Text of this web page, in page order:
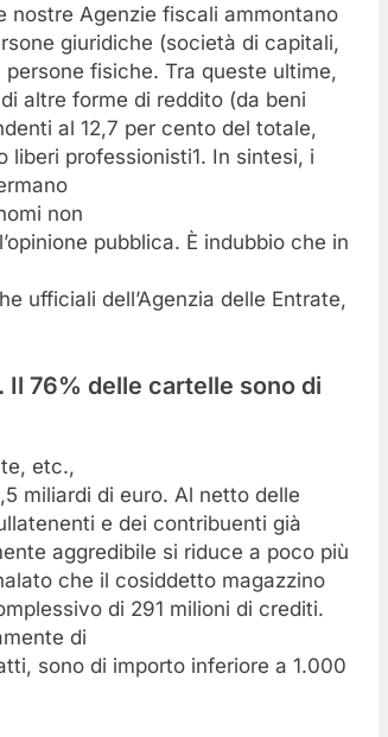
nostre Agenzie fiscali ammontano
giuridiche (società di capitali,
fisiche. Tra queste ultime,
altre forme di reddito (da beni
al 12,7 per cento del totale,
liberi professionisti1. In sintesi, i
non
pubblica. È indubbio che in
ufficiali dell’Agenzia delle Entrate,
Il 76% delle cartelle sono di
etc.,
miliardi di euro. Al netto delle
e dei contribuenti già
aggredibile si riduce a poco più
che il cosiddetto magazzino
di 291 milioni di crediti.
di
sono di importo inferiore a 1.000